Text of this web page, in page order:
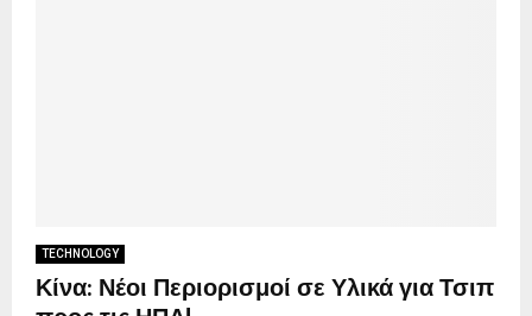
TECHNOLOGY
Κίνα: Νέοι Περιορισμοί σε Υλικά για Τσιπ